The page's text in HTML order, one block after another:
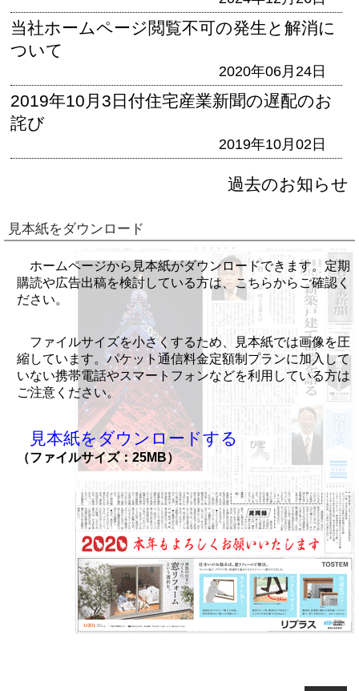
当社ホームページ閲覧不可の発生と解消に
ついて
2020年06月24日
2019年10月3日付住宅産業新聞の遅配のお
詫び
2019年10月02日
過去のお知らせ
見本紙をダウンロード
ホームページから見本紙がダウンロードできます。定期
購読や広告出稿を検討している方は、こちらからご確認く
ださい。
ファイルサイズを小さくするため、見本紙では画像を圧
縮しています。パケット通信料金定額制プランに加入して
いない携帯電話やスマートフォンなどを利用している方は
ご注意ください。
見本紙をダウンロードする
（ファイルサイズ：25MB）